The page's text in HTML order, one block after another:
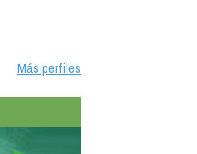
Más perfiles